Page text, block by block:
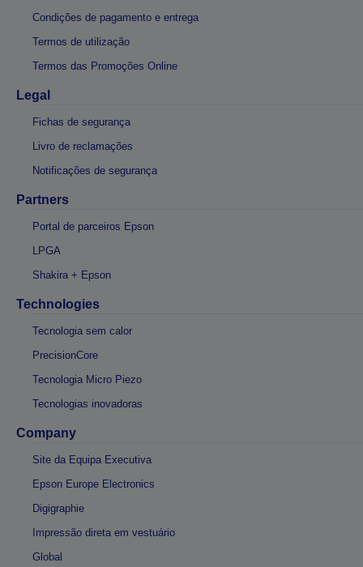
Condições de pagamento e entrega
Termos de utilização
Termos das Promoções Online
Legal
Fichas de segurança
Livro de reclamações
Notificações de segurança
Partners
Portal de parceiros Epson
LPGA
Shakira + Epson
Technologies
Tecnologia sem calor
PrecisionCore
Tecnologia Micro Piezo
Tecnologias inovadoras
Company
Site da Equipa Executiva
Epson Europe Electronics
Digigraphie
Impressão direta em vestuário
Global